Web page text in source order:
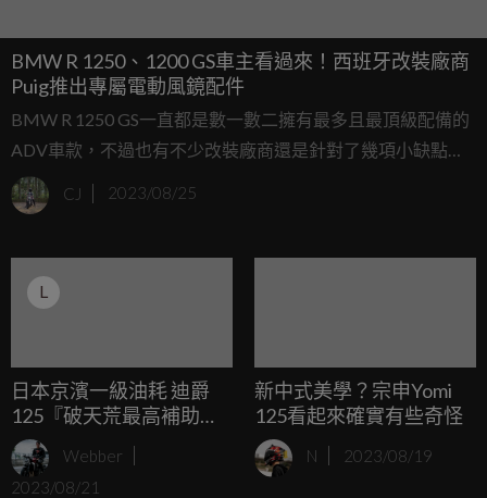
BMW R 1250、1200 GS車主看過來！西班牙改裝廠商
Puig推出專屬電動風鏡配件
BMW R 1250 GS一直都是數一數二擁有最多且最頂級配備的
ADV車款，不過也有不少改裝廠商還是針對了幾項小缺點推
出了改裝產品為他進行升級，讓駕駛可以更安全、更舒適或
更方便的騎乘愛車。這次要來看的正是一間西班牙改裝廠商
CJ 2023/08/25
L
日本京濱一級油耗 迪爵
125『破天荒最高補助
23,800元』 經典價值 持續
創新有感優惠
Webber
2023/08/21
新中式美學？宗申Yomi
125看起來確實有些奇怪
N 2023/08/19